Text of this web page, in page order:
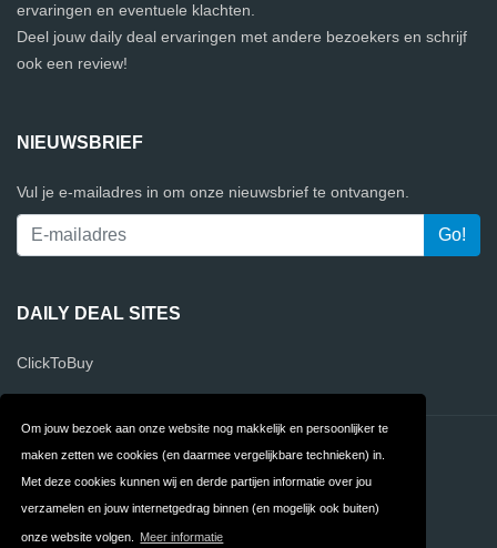
Om jouw bezoek aan onze website nog makkelijk en persoonlijker te
maken zetten we cookies (en daarmee vergelijkbare technieken) in.
Met deze cookies kunnen wij en derde partijen informatie over jou
verzamelen en jouw internetgedrag binnen (en mogelijk ook buiten)
onze website volgen. Meer informatie
ervaringen en eventuele klachten.
Deel jouw daily deal ervaringen met andere bezoekers en schrijf
ook een review!
NIEUWSBRIEF
Vul je e-mailadres in om onze nieuwsbrief te ontvangen.
DAILY DEAL SITES
ClickToBuy
Contact Privacy
Algemene FAQ